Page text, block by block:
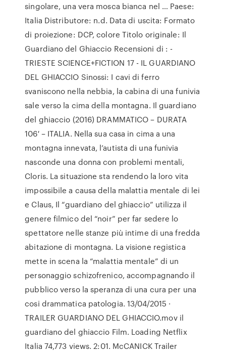
singolare, una vera mosca bianca nel … Paese:
Italia Distributore: n.d. Data di uscita: Formato
di proiezione: DCP, colore Titolo originale: Il
Guardiano del Ghiaccio Recensioni di : -
TRIESTE SCIENCE+FICTION 17 - IL GUARDIANO
DEL GHIACCIO Sinossi: I cavi di ferro
svaniscono nella nebbia, la cabina di una funivia
sale verso la cima della montagna. Il guardiano
del ghiaccio (2016) DRAMMATICO – DURATA
106′ – ITALIA. Nella sua casa in cima a una
montagna innevata, l’autista di una funivia
nasconde una donna con problemi mentali,
Cloris. La situazione sta rendendo la loro vita
impossibile a causa della malattia mentale di lei
e Claus, Il “guardiano del ghiaccio” utilizza il
genere filmico del “noir” per far sedere lo
spettatore nelle stanze più intime di una fredda
abitazione di montagna. La visione registica
mette in scena la “malattia mentale” di un
personaggio schizofrenico, accompagnando il
pubblico verso la speranza di una cura per una
cosi drammatica patologia. 13/04/2015 ·
TRAILER GUARDIANO DEL GHIACCIO.mov il
guardiano del ghiaccio Film. Loading Netflix
Italia 74,773 views. 2:01. McCANICK Trailer